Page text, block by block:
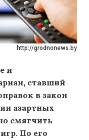
http://grodnonews.by
и
ставший
в закон
азартных
смягчить
По его